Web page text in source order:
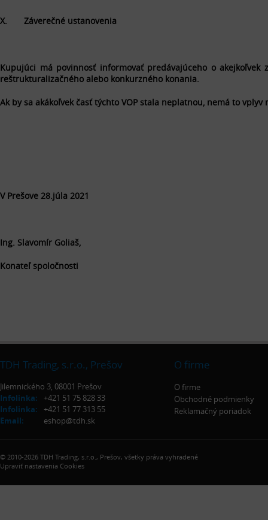
X. Záverečné ustanovenia
Kupujúci má povinnosť informovať predávajúceho o
reštrukturalizačného alebo konkurzného konania.
Ak by sa akákoľvek časť týchto VOP stala neplatnou, nemá to
V Prešove 28.júla 2021
Ing. Slavomír Goliaš,
Konateľ spoločnosti
TDH Trading, s.r.o., Prešov
Jilemnického 3, 08001 Prešov
Infolinka:
+421 51 75 828 33
Infolinka:
+421 51 77 313 55
Email:
eshop@tdh.sk
O firme
O firme
Obchodné podmienky
Reklamačný poriadok
© 2010-2026 TDH Trading, s.r.o., Prešov, všetky práva vyhradené
Upraviť nastavenia Cookies